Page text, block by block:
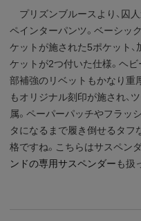
プリズンブルースより、囚
ペインターパンツ。ベーシッ
ケットが施された5ポケット
ケットが2つ付いた仕様。ヘ
部補強のリベットもかなり重
もオリジナル刻印が施され、
属。ペーパーパッチやフラッ
タになるまで履き倒せるタフ
格ですね。こちらはサスペン
ンドの専用サスペンダーも扱